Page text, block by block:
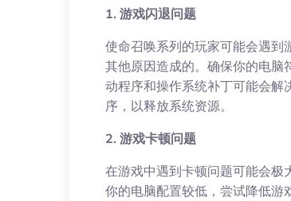
1. 游戏闪退问题
使命召唤系列的玩家可能会遇到
其他原因造成的。确保你的电脑
动程序和操作系统补丁可能会解
序，以释放系统资源。
2. 游戏卡顿问题
在游戏中遇到卡顿问题可能会极
你的电脑配置较低，尝试降低游